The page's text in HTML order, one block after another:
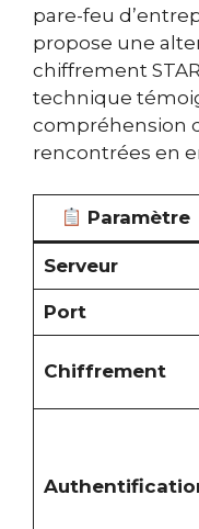
pare-feu
propose une
chiffrement
technique
compréhension
rencontrées en
Paramètre
Serveur
Port
Chiffrement